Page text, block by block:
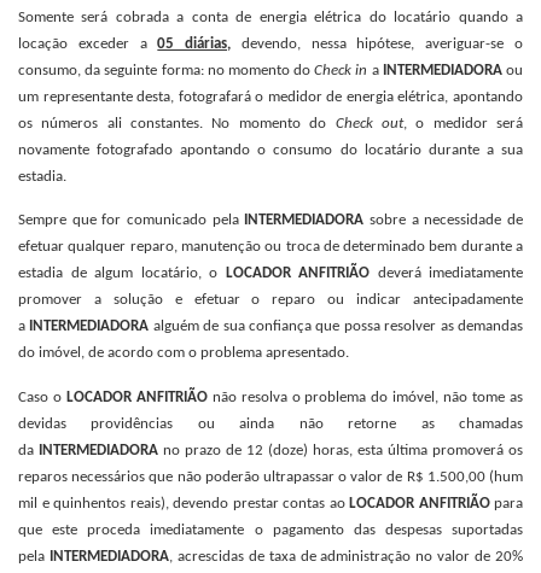
Somente será cobrada a conta de energia elétrica do locatário quando a
locação exceder a05 diárias, devendo, nessa hipótese, averiguar-se o
consumo, da seguinte forma: no momento doCheck in a INTERMEDIADORA ou
um representante desta, fotografará o medidor de energia elétrica, apontando
os números ali constantes. No momento do Check out, o medidor será
novamente fotografado apontando o consumo do locatário durante a sua
estadia.
Sempre que for comunicado pela INTERMEDIADORA sobre a necessidade de
efetuar qualquer reparo, manutenção ou troca de determinado bem durante a
estadia de algum locatário, o
LOCADOR ANFITRIÃO deverá imediatamente
promover a solução e efetuar o reparo ou indicar antecipadamente
a
INTERMEDIADORA alguém de sua confiança que possa resolver as demandas
do imóvel, de acordo com o problema apresentado.
Caso o LOCADOR ANFITRIÃO não resolva o problema do imóvel, não tome as
devidas providências ou ainda não retorne as chamadas
da
INTERMEDIADORA no prazo de 12 (doze) horas, esta última promoverá os
reparos necessários que não poderão ultrapassar o valor de R$ 1.500,00 (hum
mil e quinhentos reais), devendo prestar contas ao LOCADOR ANFITRIÃOpara
que este proceda imediatamente o pagamento das despesas suportadas
pela
INTERMEDIADORA, acrescidas de taxa de administração no valor de 20%